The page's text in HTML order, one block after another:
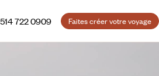
514 722 0909 Faites créer votre voyage